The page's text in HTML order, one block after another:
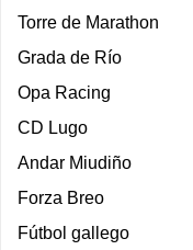
Torre de Marathon
Grada de Río
Opa Racing
CD Lugo
Andar Miudiño
Forza Breo
Fútbol gallego